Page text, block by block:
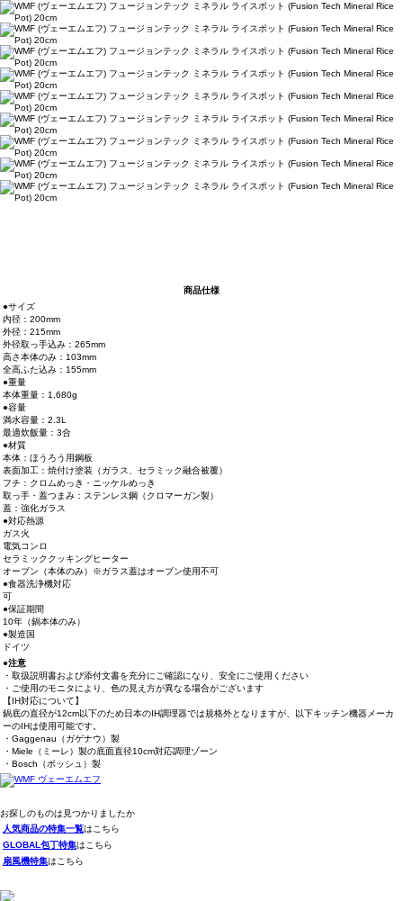
商品仕様
●サイズ
内径：200mm
外径：215mm
外径取っ手込み：265mm
高さ本体のみ：103mm
全高ふた込み：155mm
●重量
本体重量：1,680g
●容量
満水容量：2.3L
最適炊飯量：3合
●材質
本体：ほうろう用鋼板
表面加工：焼付け塗装（ガラス、セラミック融合被覆）
フチ：クロムめっき・ニッケルめっき
取っ手・蓋つまみ：ステンレス鋼（クロマーガン製）
蓋：強化ガラス
●対応熱源
ガス火
電気コンロ
セラミッククッキングヒーター
オーブン（本体のみ）※ガラス蓋はオーブン使用不可
●食器洗浄機対応
可
●保証期間
10年（鍋本体のみ）
●製造国
ドイツ
●注意
・取扱説明書および添付文書を充分にご確認になり、安全にご使用ください
・ご使用のモニタにより、色の見え方が異なる場合がございます
【IH対応について】
鍋底の直径が12cm以下のため日本のIH調理器では規格外となりますが、以下キッチン機器メーカ
ーのIHは使用可能です。
・Gaggenau（ガゲナウ）製
・Miele（ミーレ）製の底面直径10cm対応調理ゾーン
・Bosch（ボッシュ）製
お探しのものは見つかりましたか
人気商品の特集一覧はこちら
GLOBAL包丁特集はこちら
扇風機特集はこちら